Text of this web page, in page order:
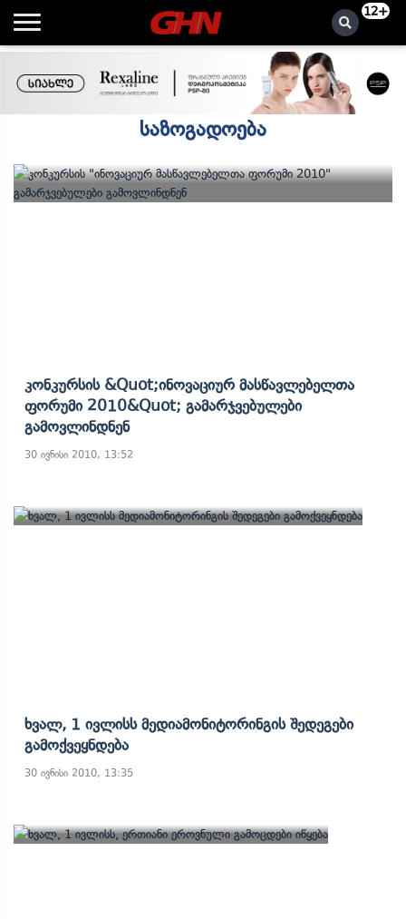
12+
საზოგადოება
Კონკურსის &quot;ინოვაციურ Მასწავლებელთა
Ფორუმი 2010&quot; Გამარჯვებულები
Გამოვლინდნენ
30 ივნისი 2010, 13:52
Ხვალ, 1 Ივლისს Მედიამონიტორინგის Შედეგები
Გამოქვეყნდება
30 ივნისი 2010, 13:35